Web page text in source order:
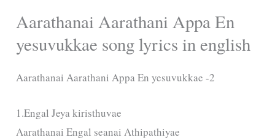
Aarathanai Aarathani Appa En
yesuvukkae song lyrics in english
Aarathanai Aarathani Appa En yesuvukkae -2
1.Engal Jeya kiristhuvae
Aarathanai Engal seanai Athipathiyae